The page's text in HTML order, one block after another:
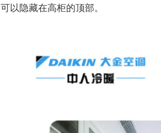
可以隐藏在高柜的顶部。